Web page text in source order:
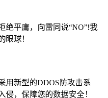
绝平庸，向雷同说“NO”!我
眼球！
用新型的DDOS防攻击系
侵，保障您的数据安全！